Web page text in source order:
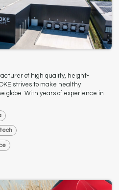
of high quality, height-
strives to make healthy
globe. With years of experience in